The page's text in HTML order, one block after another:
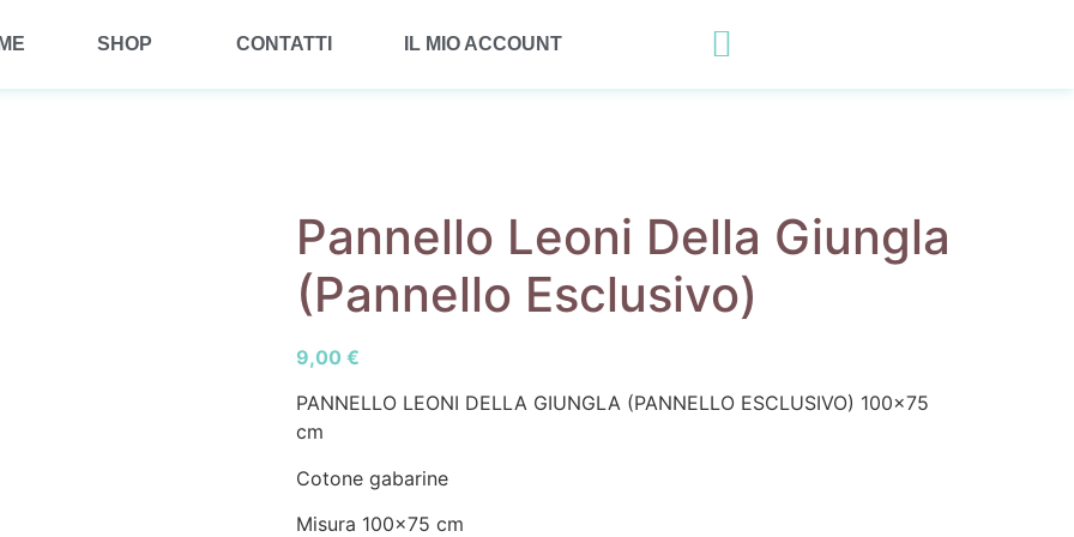
SHOP CONTATTI IL MIO ACCOUNT
Pannello Leoni Della Giungla
(Pannello Esclusivo)
9,00 €
PANNELLO LEONI DELLA GIUNGLA (PANNELLO ESCLUSIVO) 100×75
cm
Cotone gabarine
Misura 100×75 cm